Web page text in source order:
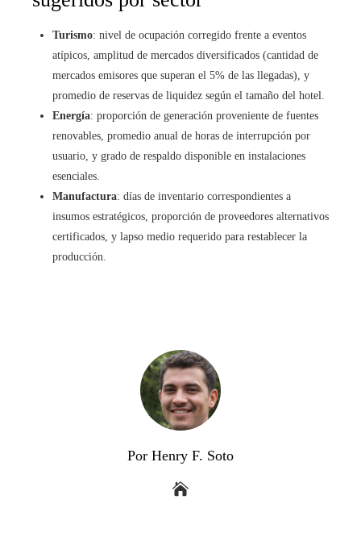
Turismo: nivel de ocupación corregido frente a eventos
atípicos, amplitud de mercados diversificados (cantidad de
mercados emisores que superan el 5% de las llegadas), y
promedio de reservas de liquidez según el tamaño del hotel.
Energía: proporción de generación proveniente de fuentes
renovables, promedio anual de horas de interrupción por
usuario, y grado de respaldo disponible en instalaciones
esenciales.
Manufactura: días de inventario correspondientes a
insumos estratégicos, proporción de proveedores alternativos
certificados, y lapso medio requerido para restablecer la
producción.
Por Henry F. Soto